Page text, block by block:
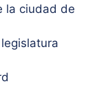
la ciudad de